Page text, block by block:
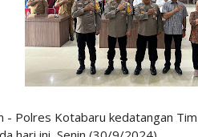
- Polres Kotabaru kedatangan